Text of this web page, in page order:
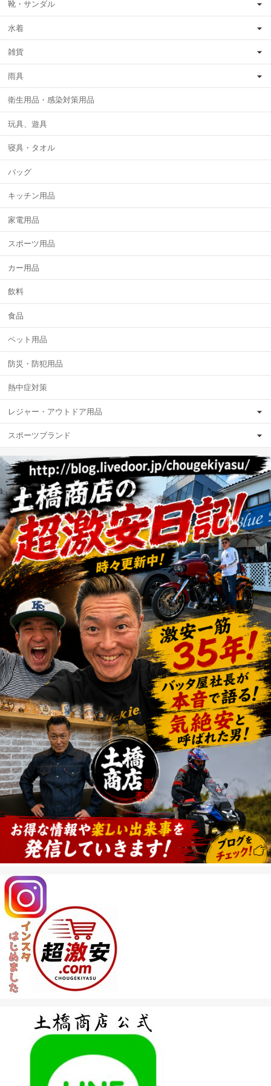
靴・サンダル
水着
雑貨
雨具
衛生用品・感染対策用品
玩具、遊具
寝具・タオル
バッグ
キッチン用品
家電用品
スポーツ用品
カー用品
飲料
食品
ペット用品
防災・防犯用品
熱中症対策
レジャー・アウトドア用品
スポーツブランド